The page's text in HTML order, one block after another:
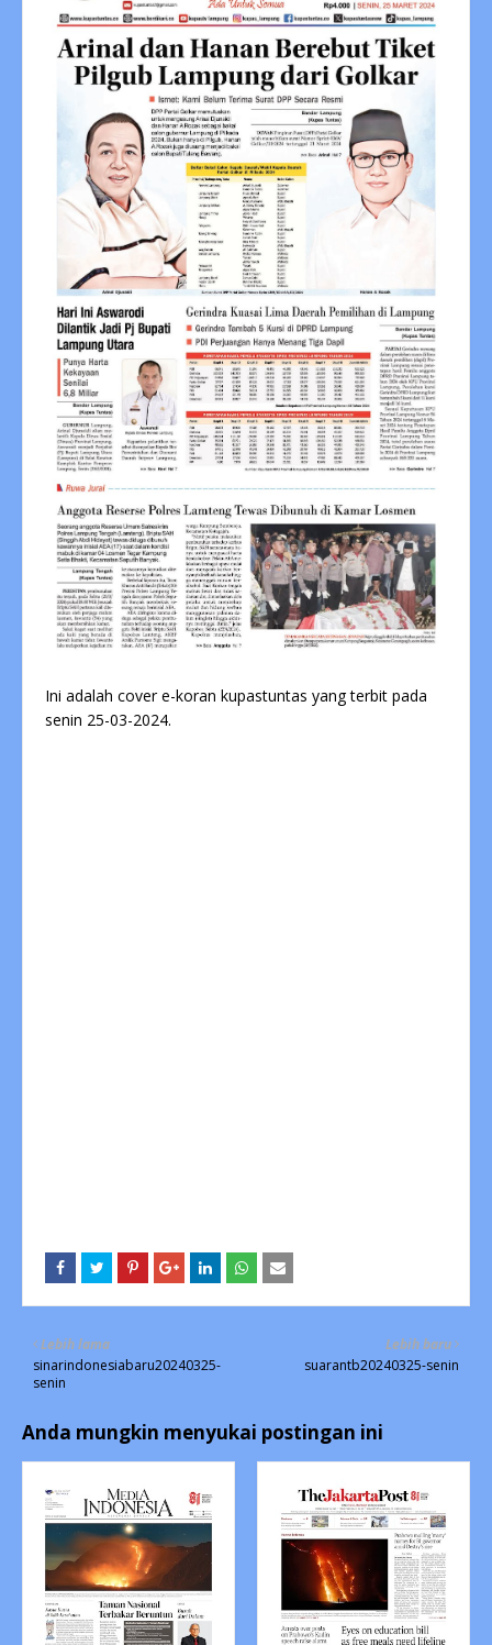
Ini adalah cover e-koran kupastuntas yang terbit pada
senin 25-03-2024.
Lebih baru
suarantb20240325-senin
Lebih lama
sinarindonesiabaru20240325-
senin
Anda mungkin menyukai postingan ini